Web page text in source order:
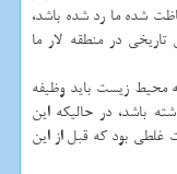
شده ما رد شده باشد،
در منطقه لار ما
محیط زیست باید وظیفه
باشد، در حالیكه این
غلطی بود كه قبل از این